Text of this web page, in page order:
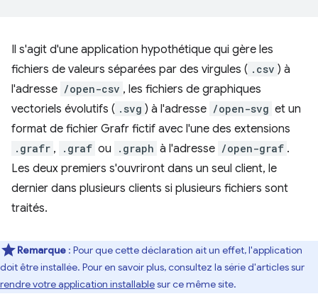
Il s'agit d'une application hypothétique qui gère les
fichiers de valeurs séparées par des virgules ( .csv ) à
l'adresse /open-csv , les fichiers de graphiques
vectoriels évolutifs ( .svg ) à l'adresse /open-svg et un
format de fichier Grafr fictif avec l'une des extensions
.grafr , .graf ou .graph à l'adresse /open-graf .
Les deux premiers s'ouvriront dans un seul client, le
dernier dans plusieurs clients si plusieurs fichiers sont
traités.
Remarque : Pour que cette déclaration ait un effet, l'application
doit être installée. Pour en savoir plus, consultez la série d'articles sur
rendre votre application installablesur ce même site.